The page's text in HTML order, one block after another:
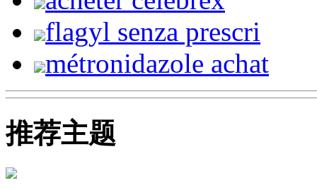
flagyl senza prescri
métronidazole achat
推荐主题